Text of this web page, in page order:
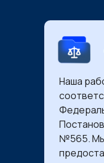
Наша
№565. Мы